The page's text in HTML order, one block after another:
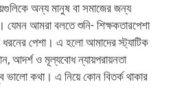
অন্য মানুষ বা সমাজের জন্য
আমরা বলতে শুনি- শিক্ষকতারপেশা
পেশা। এ হলো আমাদের স্ট্যাটিক
আদর্শ ও মূল্যবোধ ন্যায়পরায়নতা
ভালো কথা। এ নিয়ে কোন বিতর্ক থাকার